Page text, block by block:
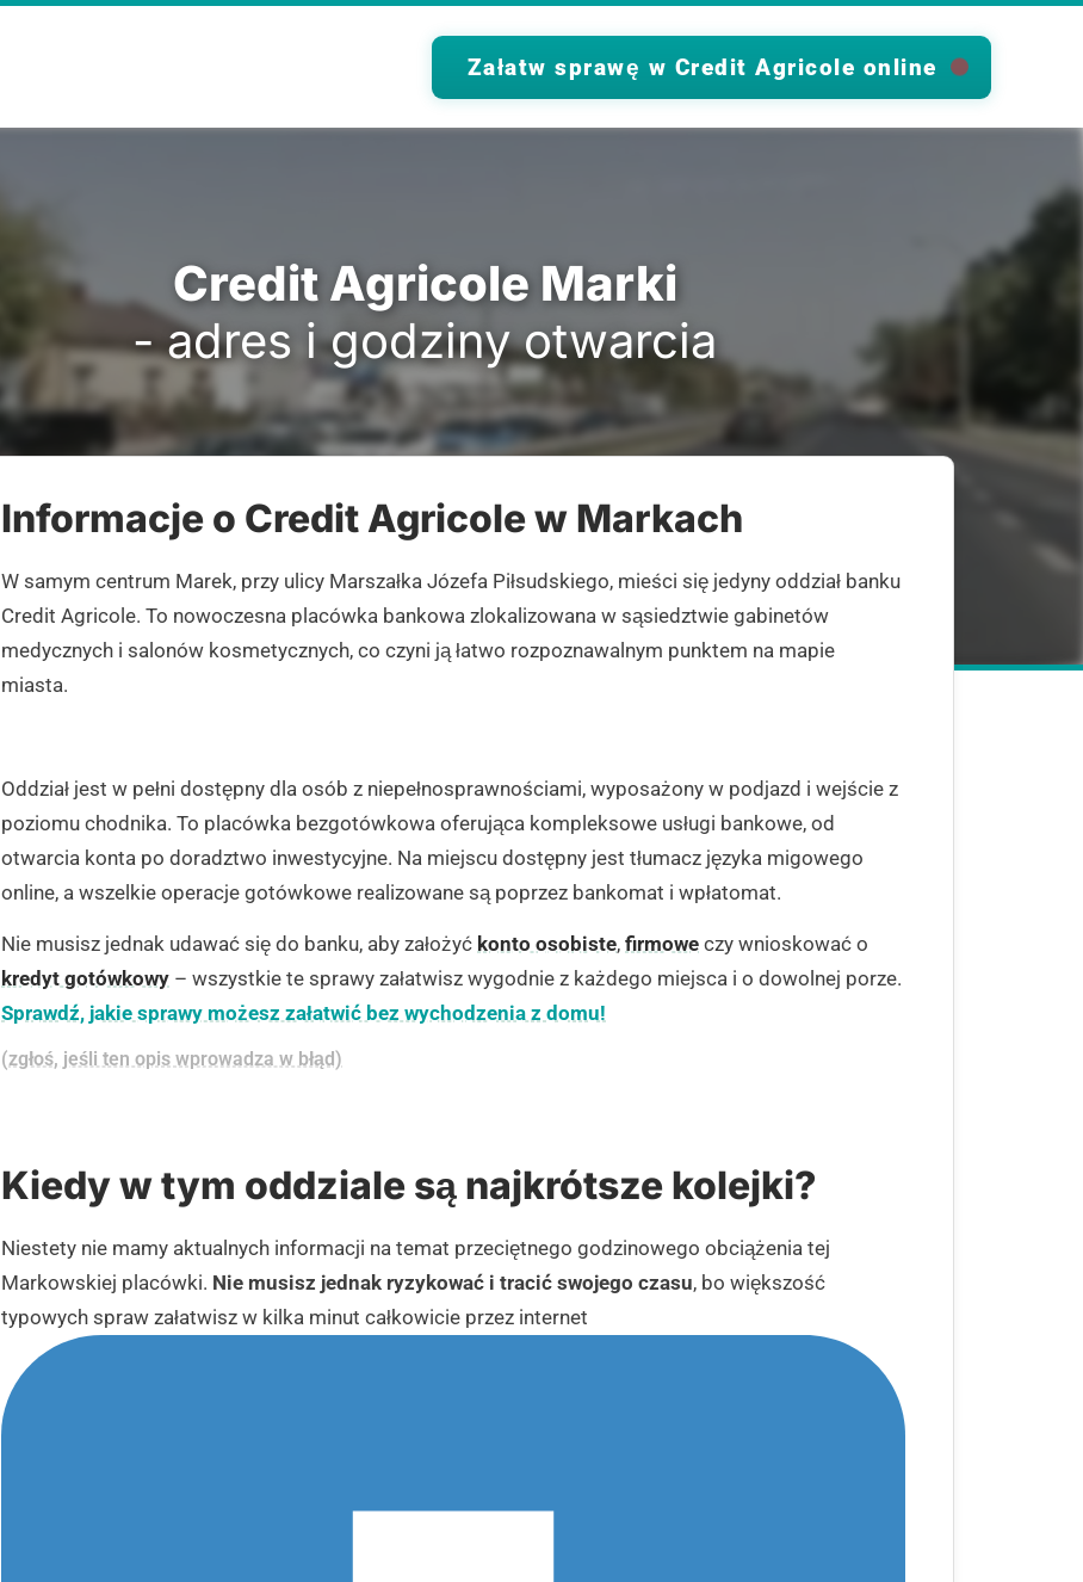
Załatw sprawę w Credit Agricole online
Credit Agricole Marki
- adres i godziny otwarcia
Informacje o Credit Agricole w Markach
W samym centrum Marek, przy ulicy Marszałka Józefa Piłsudskiego, mieści się jedyny oddział banku
Credit Agricole. To nowoczesna placówka bankowa zlokalizowana w sąsiedztwie gabinetów
medycznych i salonów kosmetycznych, co czyni ją łatwo rozpoznawalnym punktem na mapie
miasta.
Oddział jest w pełni dostępny dla osób z niepełnosprawnościami, wyposażony w podjazd i wejście z
poziomu chodnika. To placówka bezgotówkowa oferująca kompleksowe usługi bankowe, od
otwarcia konta po doradztwo inwestycyjne. Na miejscu dostępny jest tłumacz języka migowego
online, a wszelkie operacje gotówkowe realizowane są poprzez bankomat i wpłatomat.
Nie musisz jednak udawać się do banku, aby założyć konto osobiste, firmowe czy wnioskować o
kredyt gotówkowy – wszystkie te sprawy załatwisz wygodnie z każdego miejsca i o dowolnej porze.
Sprawdź, jakie sprawy możesz załatwić bez wychodzenia z domu!
(zgłoś, jeśli ten opis wprowadza w błąd)
Kiedy w tym oddziale są najkrótsze kolejki?
Niestety nie mamy aktualnych informacji na temat przeciętnego godzinowego obciążenia tej
Markowskiej placówki. Nie musisz jednak ryzykować i tracić swojego czasu, bo większość
typowych spraw załatwisz w kilka minut całkowicie przez internet